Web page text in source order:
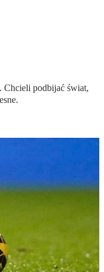
Chcieli podbijać świat,